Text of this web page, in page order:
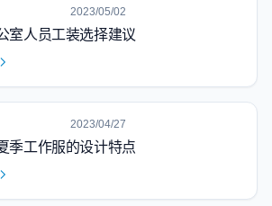
2023/05/02
室人员工装选择建议
2023/04/27
季工作服的设计特点